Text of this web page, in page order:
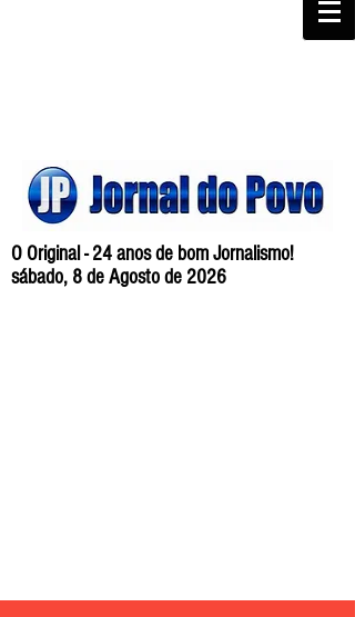
O Original - 24 anos de bom Jornalismo!
sábado, 8 de Agosto de 2026